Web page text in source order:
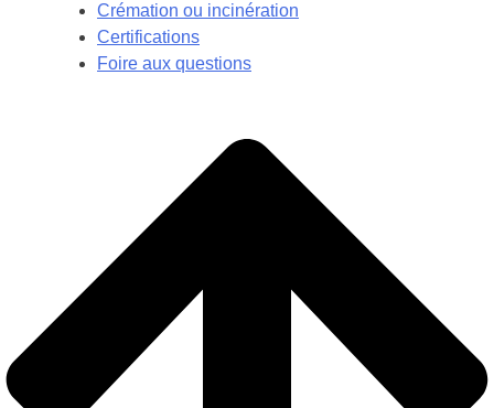
Crémation ou incinération
Certifications
Foire aux questions